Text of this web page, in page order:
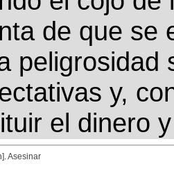
de que se
peligrosidad
y,
el dinero
Asesinar